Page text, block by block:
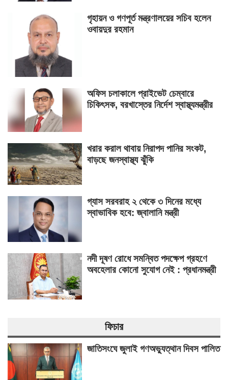
গৃহায়ন ও গণপূর্ত মন্ত্রণালয়ের সচিব হলেন
ওবায়দুর রহমান
অফিস চলাকালে প্রাইভেট চেম্বারে
চিকিৎসক, বরখাস্তের নির্দেশ স্বাস্থ্যমন্ত্রীর
খরার করাল থাবায় নিরাপদ পানির সংকট,
বাড়ছে জনস্বাস্থ্য ঝুঁকি
গ্যাস সরবরাহ ২ থেকে ৩ দিনের মধ্যে
স্বাভাবিক হবে: জ্বালানি মন্ত্রী
নদী দূষণ রোধে সমন্বিত পদক্ষেপ গ্রহণে
অবহেলার কোনো সুযোগ নেই : প্রধানমন্ত্রী
ফিচার
জাতিসংঘে জুলাই গণঅভ্যুত্থান দিবস পালিত